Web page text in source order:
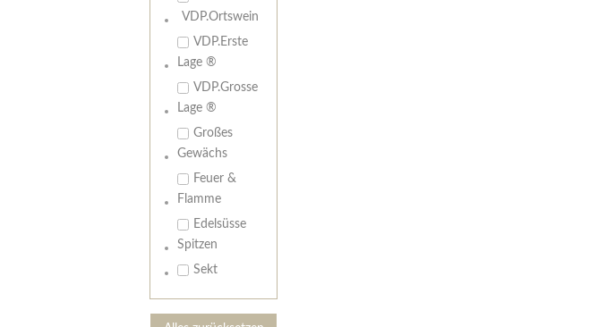
VDP.Ortswein
VDP.Erste
Lage ®
VDP.Grosse
Lage ®
Großes
Gewächs
Feuer &
Flamme
Edelsüsse
Spitzen
Sekt